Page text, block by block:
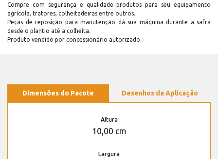
Compre com segurança e qualidade produtos para seu equipamento
agrícola, tratores, colheitadeiras entre outros.
Peças de reposição para manutenção dá sua máquina durante a safra
desde o plantio até a colheita.
Produto vendido por concessionário autorizado.
Dimensões do Pacote Desenhos da Aplicação
Altura
10,00 cm
Largura